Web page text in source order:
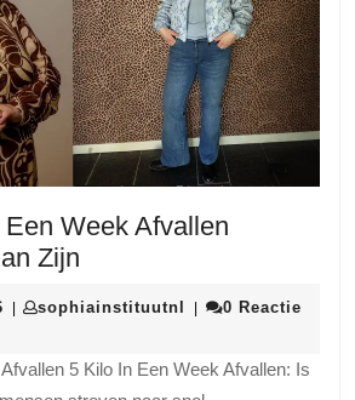
Week Afvallen
Zijn
Kilo
Een
14
sophiainstituutnl sophiainstituutnl
0 Reactie
5 Kilo In Een Week Afvallen: Is